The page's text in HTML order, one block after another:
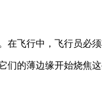
飞行中，飞行员必
的薄边缘开始烧